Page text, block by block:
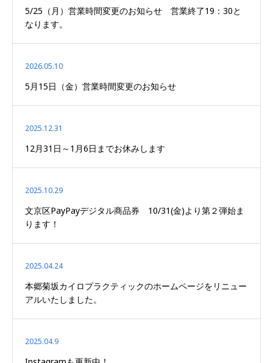
5/25（月）営業時間変更のお知らせ 営業終了19：30と
なります。
2026.05.10
5月15日（金）営業時間変更のお知らせ
2025.12.31
12月31日～1月6日までお休みします
2025.10.29
文京区PayPayデジタル商品券 10/31(金)より第２弾始ま
ります！
2025.04.24
本郷菊坂カイロプラクティックのホームページをリニュー
アルいたしました。
2025.04.9